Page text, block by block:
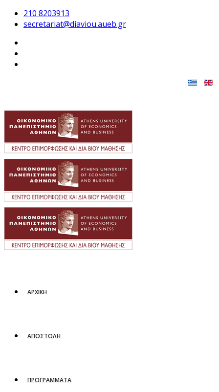
210 8203913
secretariat@diaviou.aueb.gr
ΑΡΧΙΚΗ
ΑΠΟΣΤΟΛΗ
ΠΡΟΓΡΑΜΜΑΤΑ